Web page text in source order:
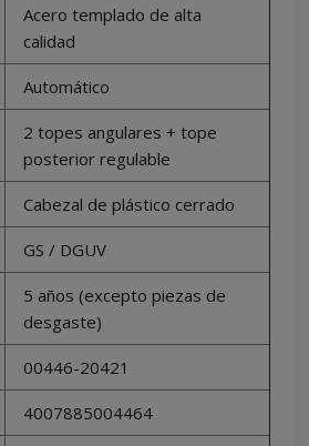
Acero templado de alta
calidad
Automático
2 topes angulares + tope
posterior regulable
Cabezal de plástico cerrado
GS / DGUV
5 años (excepto piezas de
desgaste)
00446-20421
4007885004464